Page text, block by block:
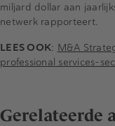
miljard dollar aan
netwerk rapporteert.
LEES OOK: M&A
professional services-
Gerelateerde